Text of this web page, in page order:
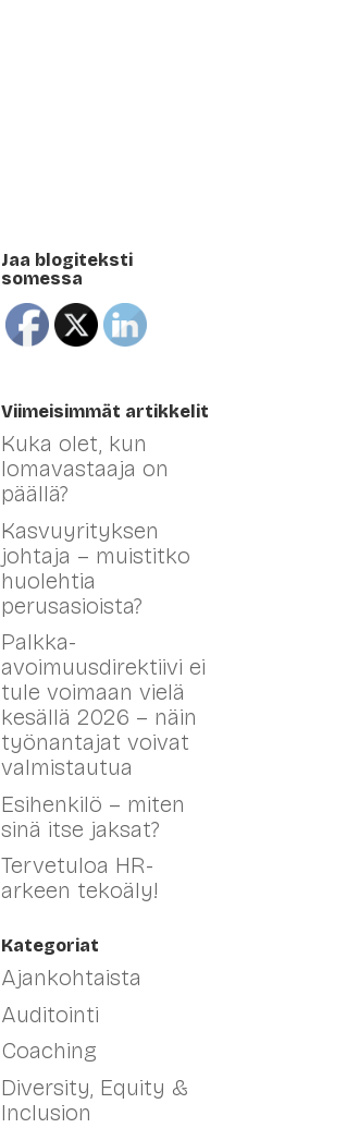
Jaa blogiteksti
somessa
Viimeisimmät artikkelit
Kuka olet, kun
lomavastaaja on
päällä?
Kasvuyrityksen
johtaja – muistitko
huolehtia
perusasioista?
Palkka-
avoimuusdirektiivi ei
tule voimaan vielä
kesällä 2026 – näin
työnantajat voivat
valmistautua
Esihenkilö – miten
sinä itse jaksat?
Tervetuloa HR-
arkeen tekoäly!
Kategoriat
Ajankohtaista
Auditointi
Coaching
Diversity, Equity &
Inclusion